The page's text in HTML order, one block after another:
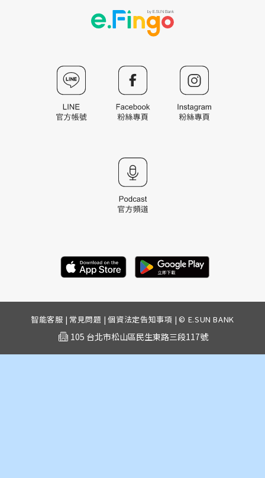
智能客服 | 常見問題 | 個資法定告知事項 | © E.SUN BANK
105 台北市松山區民生東路三段117號